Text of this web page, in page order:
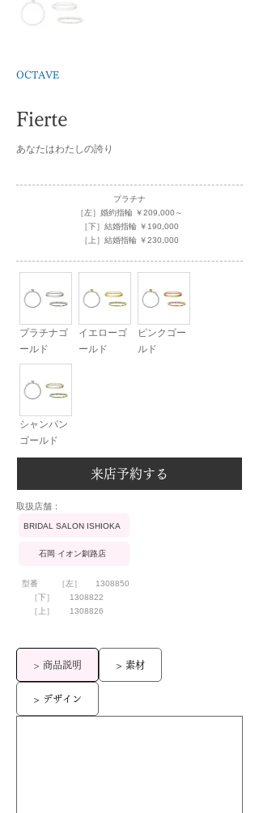
OCTAVE
Fierte
あなたはわたしの誇り
プラチナ
［左］婚約指輪 ￥209,000～
［下］結婚指輪 ￥190,000
［上］結婚指輪 ￥230,000
プラチナゴ
ールド
シャンパン
ゴールド
イエローゴ
ールド
ピンクゴー
ルド
来店予約する
​取扱店舗：
BRIDAL SALON ISHIOKA
石岡 イオン釧路店
型番 ［左］
1308850
［下］
［上］
1308822
1308826
> 商品説明 > 素材
> デザイン